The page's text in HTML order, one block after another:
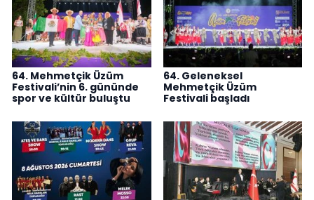
64. Mehmetçik Üzüm
Festivali’nin 6. gününde
spor ve kültür buluştu
64. Geleneksel
Mehmetçik Üzüm
Festivali başladı